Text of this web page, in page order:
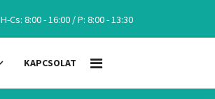
H-Cs: 8:00 - 16:00 / P: 8:00 - 13:30
KAPCSOLAT